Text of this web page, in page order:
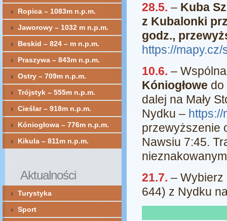
28.5. – Kuba
z Kubalonki
godz.,
https://
10.6. –
Kóniogłowe do
dalej na Mały
Nydku – https://
przewyższenie
Nawsiu 7:45.
21.7. –
644) z Nydku
Ropica – 1083m n.p.m.
Jaworowy – 1032 m n.p.m.
Beskid – 824 – m n.p.m.
Praszywa – 843m n.p.m.
Ostry – 709m n.p.m.
Trójstyk – 555m n.p.m.
Cieślar – 918m n.p.m.
Kóniogłowa – 776m n.p.m.
Kikula – 811m n.p.m.
Aktualności
Turystyka
Sport